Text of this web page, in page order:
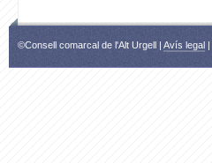
©Consell comarcal de l'Alt Urgell | Avís legal |